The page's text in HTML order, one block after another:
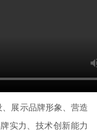
展示品牌形象、营造
实力、技术创新能力